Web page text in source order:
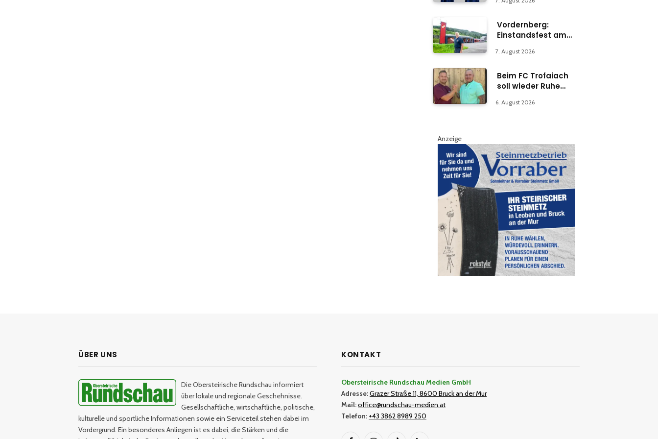
Vordernberg:
Einstandsfest am
7. August 2026
Beim FC Trofaiach
soll wieder Ruhe
6. August 2026
Anzeige
ÜBER UNS
Die Obersteirische Rundschau informiert
über lokale und regionale Geschehnisse.
Gesellschaftliche, wirtschaftliche, politische,
kulturelle und sportliche Informationen sowie ein Serviceteil stehen dabei im
Vordergrund. Ein besonderes Anliegen ist es dabei, die Stärken und die
KONTAKT
Obersteirische Rundschau Medien GmbH
Adresse:Grazer Straße 11, 8600 Bruck an der Mur
Mail:office@rundschau-medien.at
Telefon: +43 3862 8989 250